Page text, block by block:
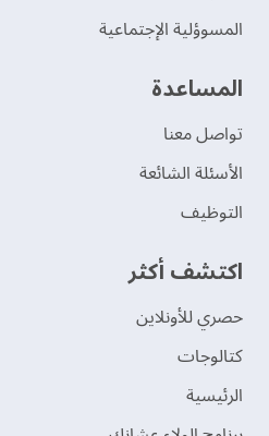
المسوؤلية الإجتماعية
‫المساعدة‬
تواصل معنا
الأسئلة الشائعة
التوظيف
اكتشف أكثر
حصري للأونلاين
‫كتالوجات‬
الرئيسية